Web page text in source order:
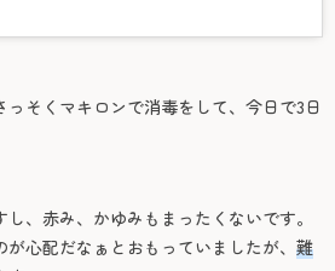
そくマキロンで消毒をして、今日で3日
、赤み、かゆみもまったくないです。
心配だなぁとおもっていましたが、 難